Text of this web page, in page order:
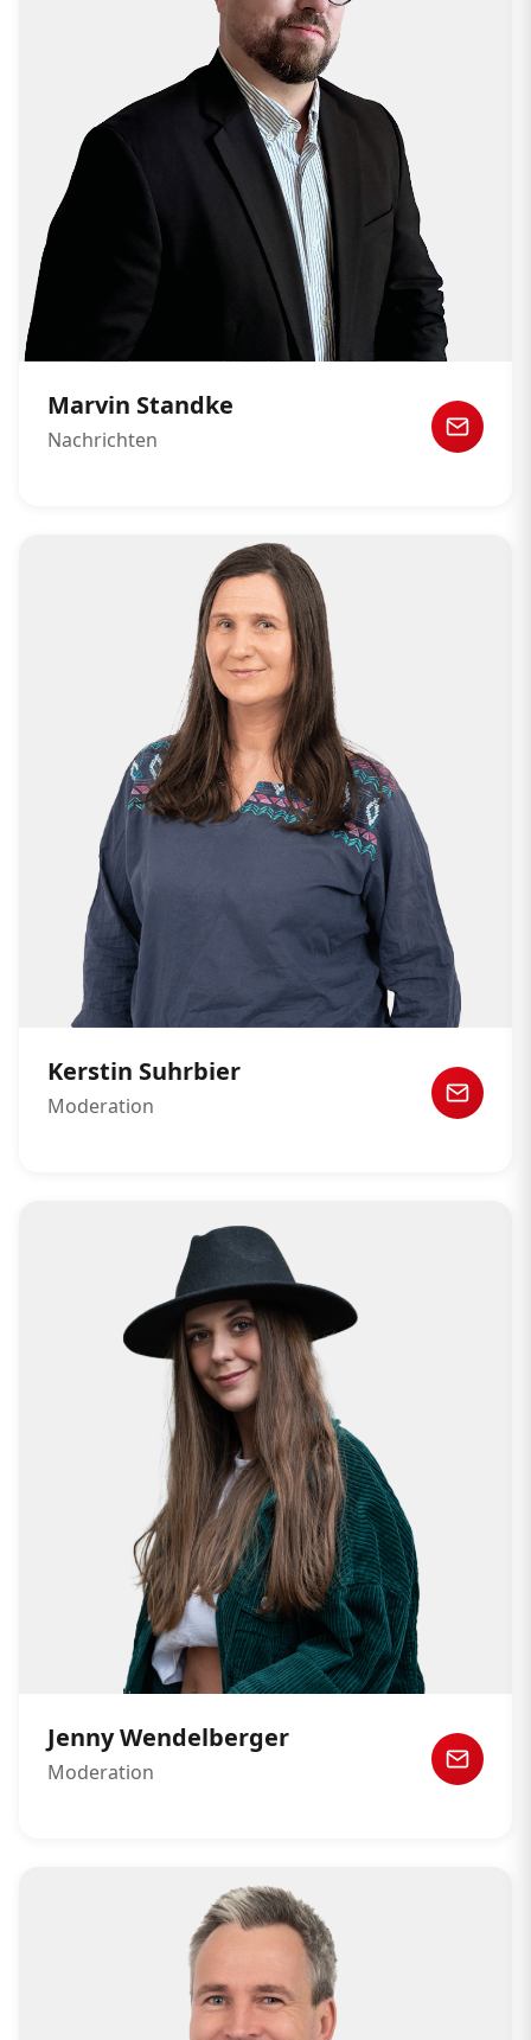
Marvin Standke
Nachrichten
Kerstin Suhrbier
Moderation
Jenny Wendelberger
Moderation